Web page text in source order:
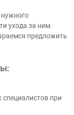
ухода за ним.
предложить
при